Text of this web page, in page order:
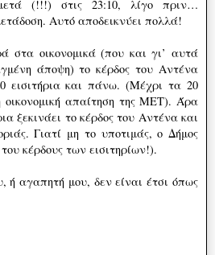
(!!!) στις 23:10, λίγο πριν…
Αυτό αποδεικνύει πολλά!
στα οικονομικά (που και γι’ αυτά
άποψη) το κέρδος του Αντένα
εισιτήρια και πάνω. (Μέχρι τα 20
οικονομική απαίτηση της ΜΕΤ). Άρα
ξεκινάει το κέρδος του Αντένα και
Γιατί μη το υποτιμάς, ο Δήμος
κέρδους των εισιτηρίων!).
ή αγαπητή μου, δεν είναι έτσι όπως